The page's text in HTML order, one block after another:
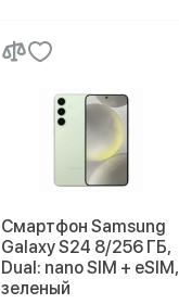
Смартфон Samsung
Galaxy S24 8/256 ГБ,
Dual: nano SIM + eSIM,
зеленый